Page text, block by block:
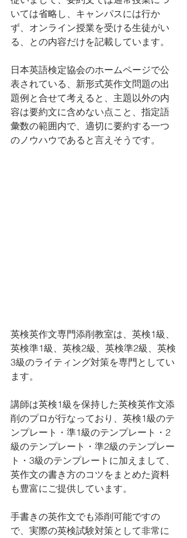
いては省略し、キャンパスには行か
ず、オンライン授業を受ける生徒がい
る、との内容だけを記載しています。
日本英語検定協会のホームページで公
表されている、新形式英作文問題の出
題例と合せて考えると、主題以外の内
容は要約文に含めない点こと、指定語
彙数の範囲内で、適切に要約する一つ
のノウハウであると言えそうです。
英検英作文専門添削教室は、英検1級、
英検準1級、英検2級、英検準2級、英検
3級のライティング対策を専門としてい
ます。
講師は英検1級を保持した英検英作文添
削のプロが行なっており、英検1級のテ
ンプレート・準1級のテンプレート・2
級のテンプレート・準2級のテンプレー
ト・3級のテンプレートに加えまして、
英作文の書き方のコツをまとめた資料
も豊富にご提供しています。
手書きの英作文でも添削可能ですの
で、実際の英検試験対策として非常に